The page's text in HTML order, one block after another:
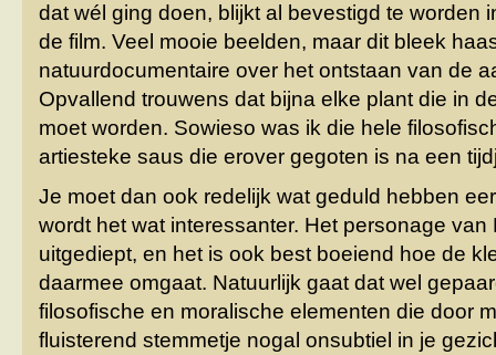
dat wél ging doen, blijkt al bevestigd te worden
de film. Veel mooie beelden, maar dit bleek
natuurdocumentaire over het ontstaan van de
Opvallend trouwens dat bijna elke plant die in
moet worden. Sowieso was ik die hele
artiesteke saus die erover gegoten is na een
Je moet dan ook redelijk wat geduld hebben
wordt het wat interessanter. Het personage van
uitgediept, en het is ook best boeiend hoe de
daarmee omgaat. Natuurlijk gaat dat wel
filosofische en moralische elementen die door
fluisterend stemmetje nogal onsubtiel in je